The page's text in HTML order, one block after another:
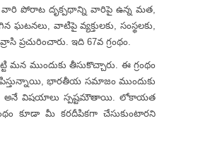
పోరాట దృక్పథాన్ని వారిపై ఉన్న మత,
వాటిపై వ్యక్తులకు, సంస్థలకు,
ప్రచురించారు. ఇది 67వ గ్రంథం.
ముందుకు తీసుకొచ్చారు. ఈ గ్రంథం
భారతీయ సమాజం ముందుకు
అనే విషయాలు స్పష్టమౌతాయి. లోకాయత
కూడా మీ కరదీపికగా చేసుకుంటారని